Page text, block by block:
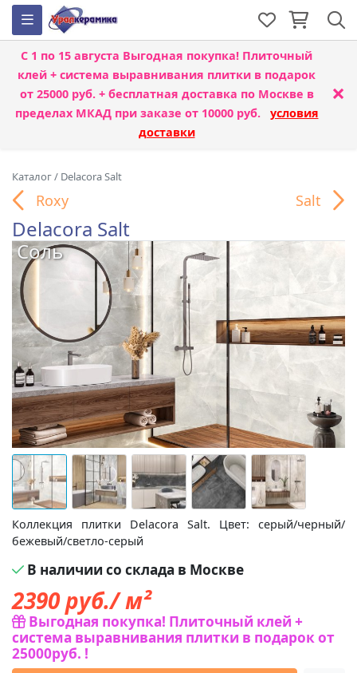
С 1 по 15 августа Выгодная покупка! Плиточный
клей + система выравнивания плитки в подарок
от 25000 руб. + бесплатная доставка по Москве в
пределах МКАД при заказе от 10000 руб. условия
доставки
×
Каталог/ Delacora Salt
Roxy Salt
Delacora Salt
Соль
Коллекция плитки Delacora Salt. Цвет: серый/черный/
бежевый/светло-серый
В наличии со склада в Москве
2390руб./ м²
Выгодная покупка! Плиточный клей +
система выравнивания плитки в подарок от
25000руб. !